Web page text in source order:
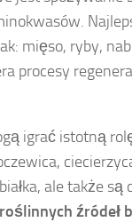
mięso, ryby,
procesy
igrać istotną
ale także są
źródeł